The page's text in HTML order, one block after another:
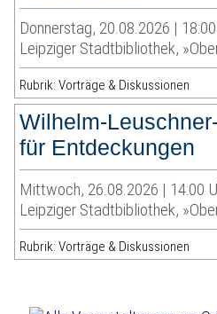
Donnerstag, 20.08.2026 |
Leipziger Stadtbibliothek,
Rubrik: Vorträge & Diskussionen
Wilhelm-
für Entdeckungen
Mittwoch, 26.08.2026 | 14:00
Leipziger Stadtbibliothek,
Rubrik: Vorträge & Diskussionen